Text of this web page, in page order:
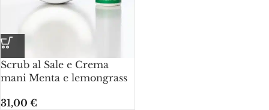
Scrub al Sale e Crema
mani Menta e lemongrass
31,00 €